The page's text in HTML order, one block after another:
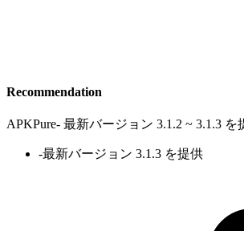
Recommendation
APKPure- 最新バージョン 3.1.2 ~ 3.1.3 を
-最新バージョン 3.1.3 を提供